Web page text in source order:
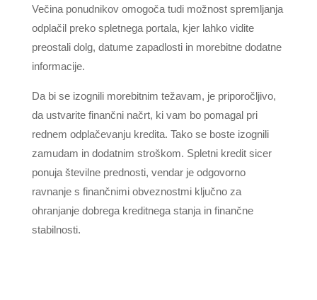
Večina ponudnikov omogoča tudi možnost spremljanja
odplačil preko spletnega portala, kjer lahko vidite
preostali dolg, datume zapadlosti in morebitne dodatne
informacije.
Da bi se izognili morebitnim težavam, je priporočljivo,
da ustvarite finančni načrt, ki vam bo pomagal pri
rednem odplačevanju kredita. Tako se boste izognili
zamudam in dodatnim stroškom. Spletni kredit sicer
ponuja številne prednosti, vendar je odgovorno
ravnanje s finančnimi obveznostmi ključno za
ohranjanje dobrega kreditnega stanja in finančne
stabilnosti.